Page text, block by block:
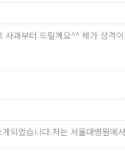
과부터 드릴께요^^ 제가 성격
되었습니다.저는 서울대병원